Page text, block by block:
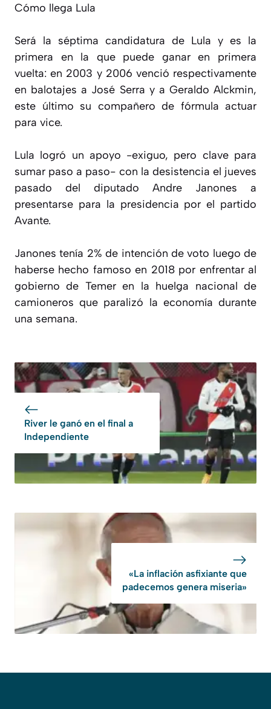
Cómo llega Lula
Será la séptima candidatura de Lula y es la
primera en la que puede ganar en primera
vuelta: en 2003 y 2006 venció respectivamente
en balotajes a José Serra y a Geraldo Alckmin,
este último su compañero de fórmula actuar
para vice.
Lula logró un apoyo -exiguo, pero clave para
sumar paso a paso- con la desistencia el jueves
pasado del diputado Andre Janones a
presentarse para la presidencia por el partido
Avante.
Janones tenía 2% de intención de voto luego de
haberse hecho famoso en 2018 por enfrentar al
gobierno de Temer en la huelga nacional de
camioneros que paralizó la economía durante
una semana.
River le ganó en el final a
Independiente
«La inflación asfixiante que
padecemos genera miseria»